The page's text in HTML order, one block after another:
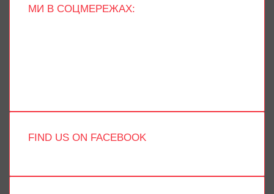
МИ В СОЦМЕРЕЖАХ:
FIND US ON FACEBOOK